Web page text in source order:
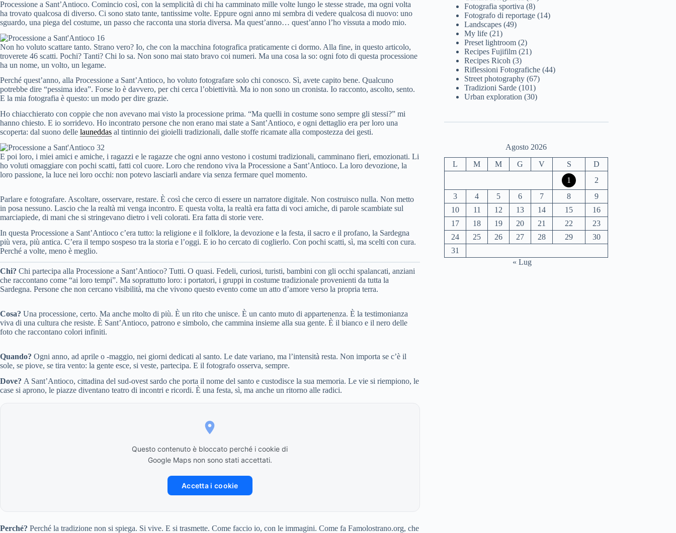
Processione a Sant’Antioco. Comincio così, con la semplicità di chi ha camminato mille volte lungo le stesse strade, ma ogni volta
ha trovato qualcosa di diverso. Ci sono stato tante, tantissime volte. Eppure ogni anno mi sembra di vedere qualcosa di nuovo: uno
sguardo, una piega del costume, un passo che racconta una storia diversa. Ma quest’anno… quest’anno l’ho vissuta a modo mio.
Processione a Sant’Antioco 2025
Non ho voluto scattare tanto. Strano vero? Io, che con la macchina fotografica praticamente ci dormo. Alla fine, in questo articolo,
troverete 46 scatti. Pochi? Tanti? Chi lo sa. Non sono mai stato bravo coi numeri. Ma una cosa la so: ogni foto di questa processione
ha un nome, un volto, un legame.
Perché quest’anno, alla Processione a Sant’Antioco, ho voluto fotografare solo chi conosco. Sì, avete capito bene. Qualcuno
potrebbe dire “pessima idea”. Forse lo è davvero, per chi cerca l’obiettività. Ma io non sono un cronista. Io racconto, ascolto, sento.
E la mia fotografia è questo: un modo per dire grazie.
Ho chiacchierato con coppie che non avevano mai visto la processione prima. “Ma quelli in costume sono sempre gli stessi?” mi
hanno chiesto. E io sorridevo. Ho incontrato persone che non erano mai state a Sant’Antioco, e ogni dettaglio era per loro una
scoperta: dal suono delle launeddas al tintinnio dei gioielli tradizionali, dalle stoffe ricamate alla compostezza dei gesti.
Processione a Sant’Antioco
E poi loro, i miei amici e amiche, i ragazzi e le ragazze che ogni anno vestono i costumi tradizionali, camminano fieri, emozionati. Li
ho voluti omaggiare con pochi scatti, fatti col cuore. Loro che rendono viva la Processione a Sant’Antioco. La loro devozione, la
loro passione, la luce nei loro occhi: non potevo lasciarli andare via senza fermare quel momento.
Parlare e fotografare. Ascoltare, osservare, restare. È così che cerco di essere un narratore digitale. Non costruisco nulla. Non metto
in posa nessuno. Lascio che la realtà mi venga incontro. E questa volta, la realtà era fatta di voci amiche, di parole scambiate sul
marciapiede, di mani che si stringevano dietro i veli colorati. Era fatta di storie vere.
In questa Processione a Sant’Antioco c’era tutto: la religione e il folklore, la devozione e la festa, il sacro e il profano, la Sardegna
più vera, più antica. C’era il tempo sospeso tra la storia e l’oggi. E io ho cercato di coglierlo. Con pochi scatti, sì, ma scelti con cura.
Perché a volte, meno è meglio.
Chi? Chi partecipa alla Processione a Sant’Antioco? Tutti. O quasi. Fedeli, curiosi, turisti, bambini con gli occhi spalancati, anziani
che raccontano come “ai loro tempi”. Ma soprattutto loro: i portatori, i gruppi in costume tradizionale provenienti da tutta la
Sardegna. Persone che non cercano visibilità, ma che vivono questo evento come un atto d’amore verso la propria terra.
Cosa? Una processione, certo. Ma anche molto di più. È un rito che unisce. È un canto muto di appartenenza. È la testimonianza
viva di una cultura che resiste. È Sant’Antioco, patrono e simbolo, che cammina insieme alla sua gente. È il bianco e il nero delle
foto che raccontano colori infiniti.
Quando? Ogni anno, ad aprile o -maggio, nei giorni dedicati al santo. Le date variano, ma l’intensità resta. Non importa se c’è il
sole, se piove, se tira vento: la gente esce, si veste, partecipa. E il fotografo osserva, sempre.
Dove? A Sant’Antioco, cittadina del sud-ovest sardo che porta il nome del santo e custodisce la sua memoria. Le vie si riempiono, le
case si aprono, le piazze diventano teatro di incontri e ricordi. È una festa, sì, ma anche un ritorno alle radici.
Questo contenuto è bloccato perché i cookie di
Google Maps non sono stati accettati.
Accetta i cookie
Perché? Perché la tradizione non si spiega. Si vive. E si trasmette. Come faccio io, con le immagini. Come fa Famolostrano.org, che
Fotografia sportiva (8)
Fotografo di reportage (14)
Landscapes (49)
My life (21)
Preset lightroom (2)
Recipes Fujifilm (21)
Recipes Ricoh (3)
Riflessioni Fotografiche (44)
Street photography (67)
Tradizioni Sarde (101)
Urban exploration (30)
Agosto 2026
L M M G V S
D
1
2
3
4 5 6 7 8
9
10
11 12 13 14 15
16
17
18 19 20 21 22
23
24
25 26 27 28 29
30
31
« Lug